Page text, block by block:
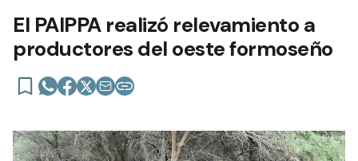
El PAIPPA realizó relevamiento a
productores del oeste formoseño